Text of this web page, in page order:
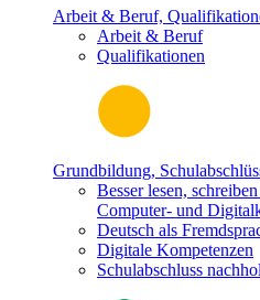
Arbeit & Beruf,
Arbeit & Beruf
Qualifikationen
Grundbildung,
Besser lesen,
Computer- und
Deutsch als
Digitale Kompetenzen
Schulabschluss